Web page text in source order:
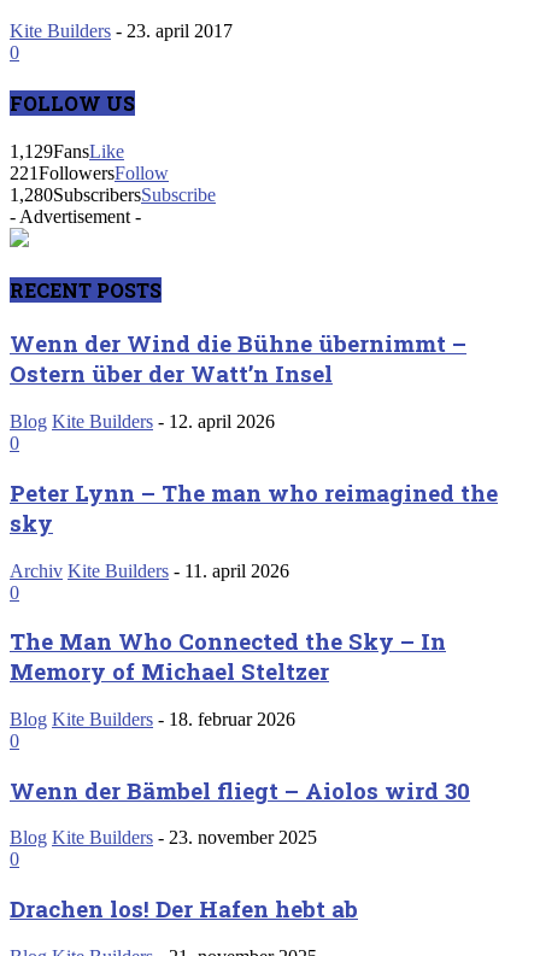
Kite Builders - 23. april 2017
0
FOLLOW US
1,129FansLike
221FollowersFollow
1,280SubscribersSubscribe
- Advertisement -
RECENT POSTS
Wenn der Wind die Bühne übernimmt –
Ostern über der Watt’n Insel
Blog Kite Builders - 12. april 2026
0
Peter Lynn – The man who reimagined the
sky
Archiv Kite Builders - 11. april 2026
0
The Man Who Connected the Sky – In
Memory of Michael Steltzer
Blog Kite Builders - 18. februar 2026
0
Wenn der Bämbel fliegt – Aiolos wird 30
Blog Kite Builders - 23. november 2025
0
Drachen los! Der Hafen hebt ab